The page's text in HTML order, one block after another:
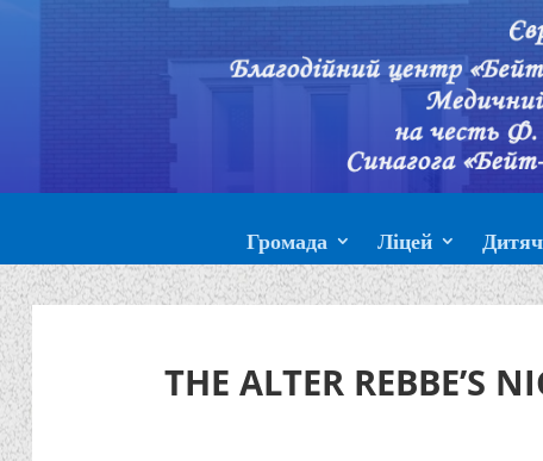
Громада Ліцей
THE ALTER REBBE’S